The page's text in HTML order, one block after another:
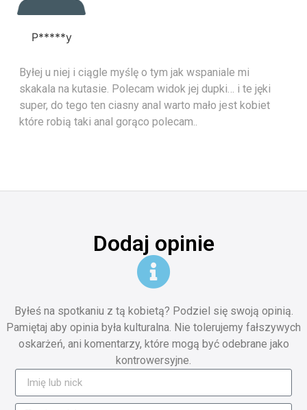
P*****y
Byłej u niej i ciągle myślę o tym jak wspaniale mi
skakala na kutasie. Polecam widok jej dupki… i te jęki
super, do tego ten ciasny anal warto mało jest kobiet
które robią taki anal gorąco polecam..
Dodaj opinie
Byłeś na spotkaniu z tą kobietą? Podziel się swoją opinią.
Pamiętaj aby opinia była kulturalna. Nie tolerujemy fałszywych
oskarżeń, ani komentarzy, które mogą być odebrane jako
kontrowersyjne.